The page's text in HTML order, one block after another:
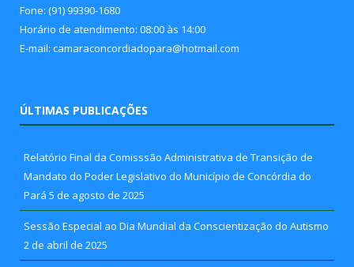
Fone: (91) 99390-1680
Horário de atendimento: 08:00 às 14:00
E-mail: camaraconcordiadopara@hotmail.com
ÚLTIMAS PUBLICAÇÕES
Relatório Final da Comisssão Administrativa de Transição de
Mandato do Poder Legislativo do Município de Concórdia do
Pará 5 de agosto de 2025
Sessão Especial ao Dia Mundial da Conscientização do Autismo
2 de abril de 2025